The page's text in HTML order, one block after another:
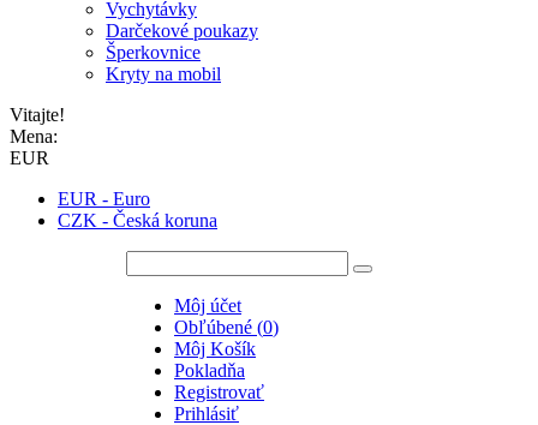
Vychytávky
Darčekové poukazy
Šperkovnice
Kryty na mobil
Vitajte!
Mena:
EUR
EUR - Euro
CZK - Česká koruna
Môj účet
Obľúbené (0)
Môj Košík
Pokladňa
Registrovať
Prihlásiť